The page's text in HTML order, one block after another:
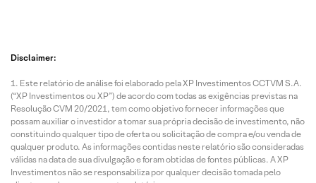
Disclaimer:
Este relatório de análise foi elaborado pela XP Investimentos CCTVM S.A.
(“XP Investimentos ou XP”) de acordo com todas as exigências previstas na
Resolução CVM 20/2021, tem como objetivo fornecer informações que
possam auxiliar o investidor a tomar sua própria decisão de investimento, não
constituindo qualquer tipo de oferta ou solicitação de compra e/ou venda de
qualquer produto. As informações contidas neste relatório são consideradas
válidas na data de sua divulgação e foram obtidas de fontes públicas. A XP
Investimentos não se responsabiliza por qualquer decisão tomada pelo